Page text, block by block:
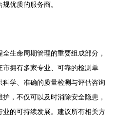
优质的服务商。
生命周期管理的重要组成部分，
拥有多家专业、可靠的检测单
学、准确的质量检测与评估咨询
，不仅可以及时消除安全隐患，
的可持续发展。建议所有相关方